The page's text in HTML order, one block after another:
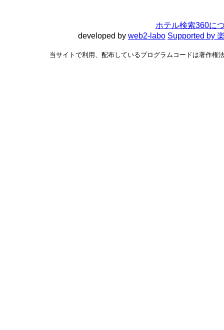
ホテル検索360に
developed by web2-labo Supported by
当サイトで利用、配布しているプログラムコードは著作